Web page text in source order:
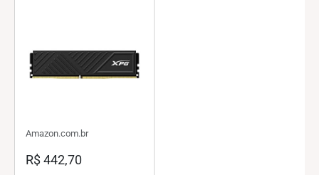
Amazon.com.br
R$ 442,70